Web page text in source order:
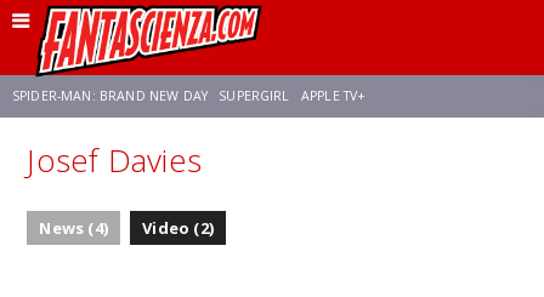
SPIDER-MAN: BRAND NEW DAY SUPERGIRL APPLE TV+
FRANCO RICCIARDIELLO ZENDAYA
Josef Davies
News (4) Video (2)